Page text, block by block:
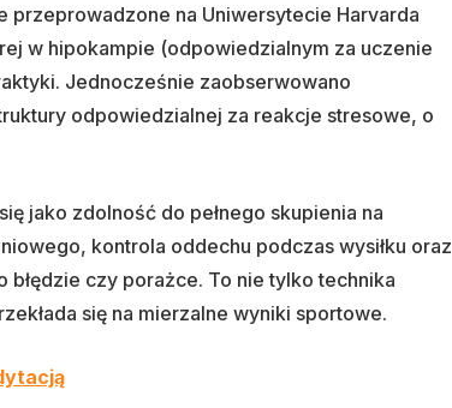
na Uniwersytecie Harvarda
w hipokampie (odpowiedzialnym za uczenie
Jednocześnie zaobserwowano
odpowiedzialnej za reakcje stresowe, o
jako zdolność do pełnego skupienia na
kontrola oddechu podczas wysiłku oraz
czy porażce. To nie tylko technika
się na mierzalne wyniki sportowe.